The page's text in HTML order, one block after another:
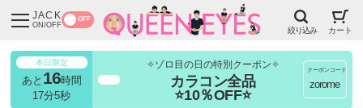
JACK
ON/OFF
OFF
絞り込み カート
本日限定
あと 16時間
17分4秒
✧ゾロ目の日の特別クーポン✧
カラコン全品
⭐10％OFF⭐
クーポンコード
zorome